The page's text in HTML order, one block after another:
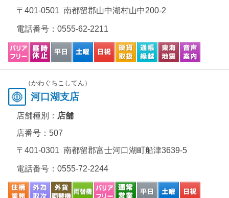
〒401-0501 南都留郡山中湖村山中200-2
電話番号： 0555-62-2211
（かわぐちこしてん）
河口湖支店
店舗種別： 店舗
店番号：507
〒401-0301 南都留郡富士河口湖町船津3639-5
電話番号： 0555-72-2244